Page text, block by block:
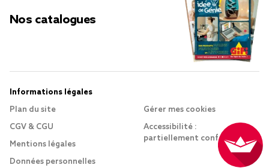
Nos catalogues
Informations légales
Plan du site
CGV & CGU
Mentions légales
Données personnelles
Gérer mes cookies
Accessibilité :
partiellement conforme